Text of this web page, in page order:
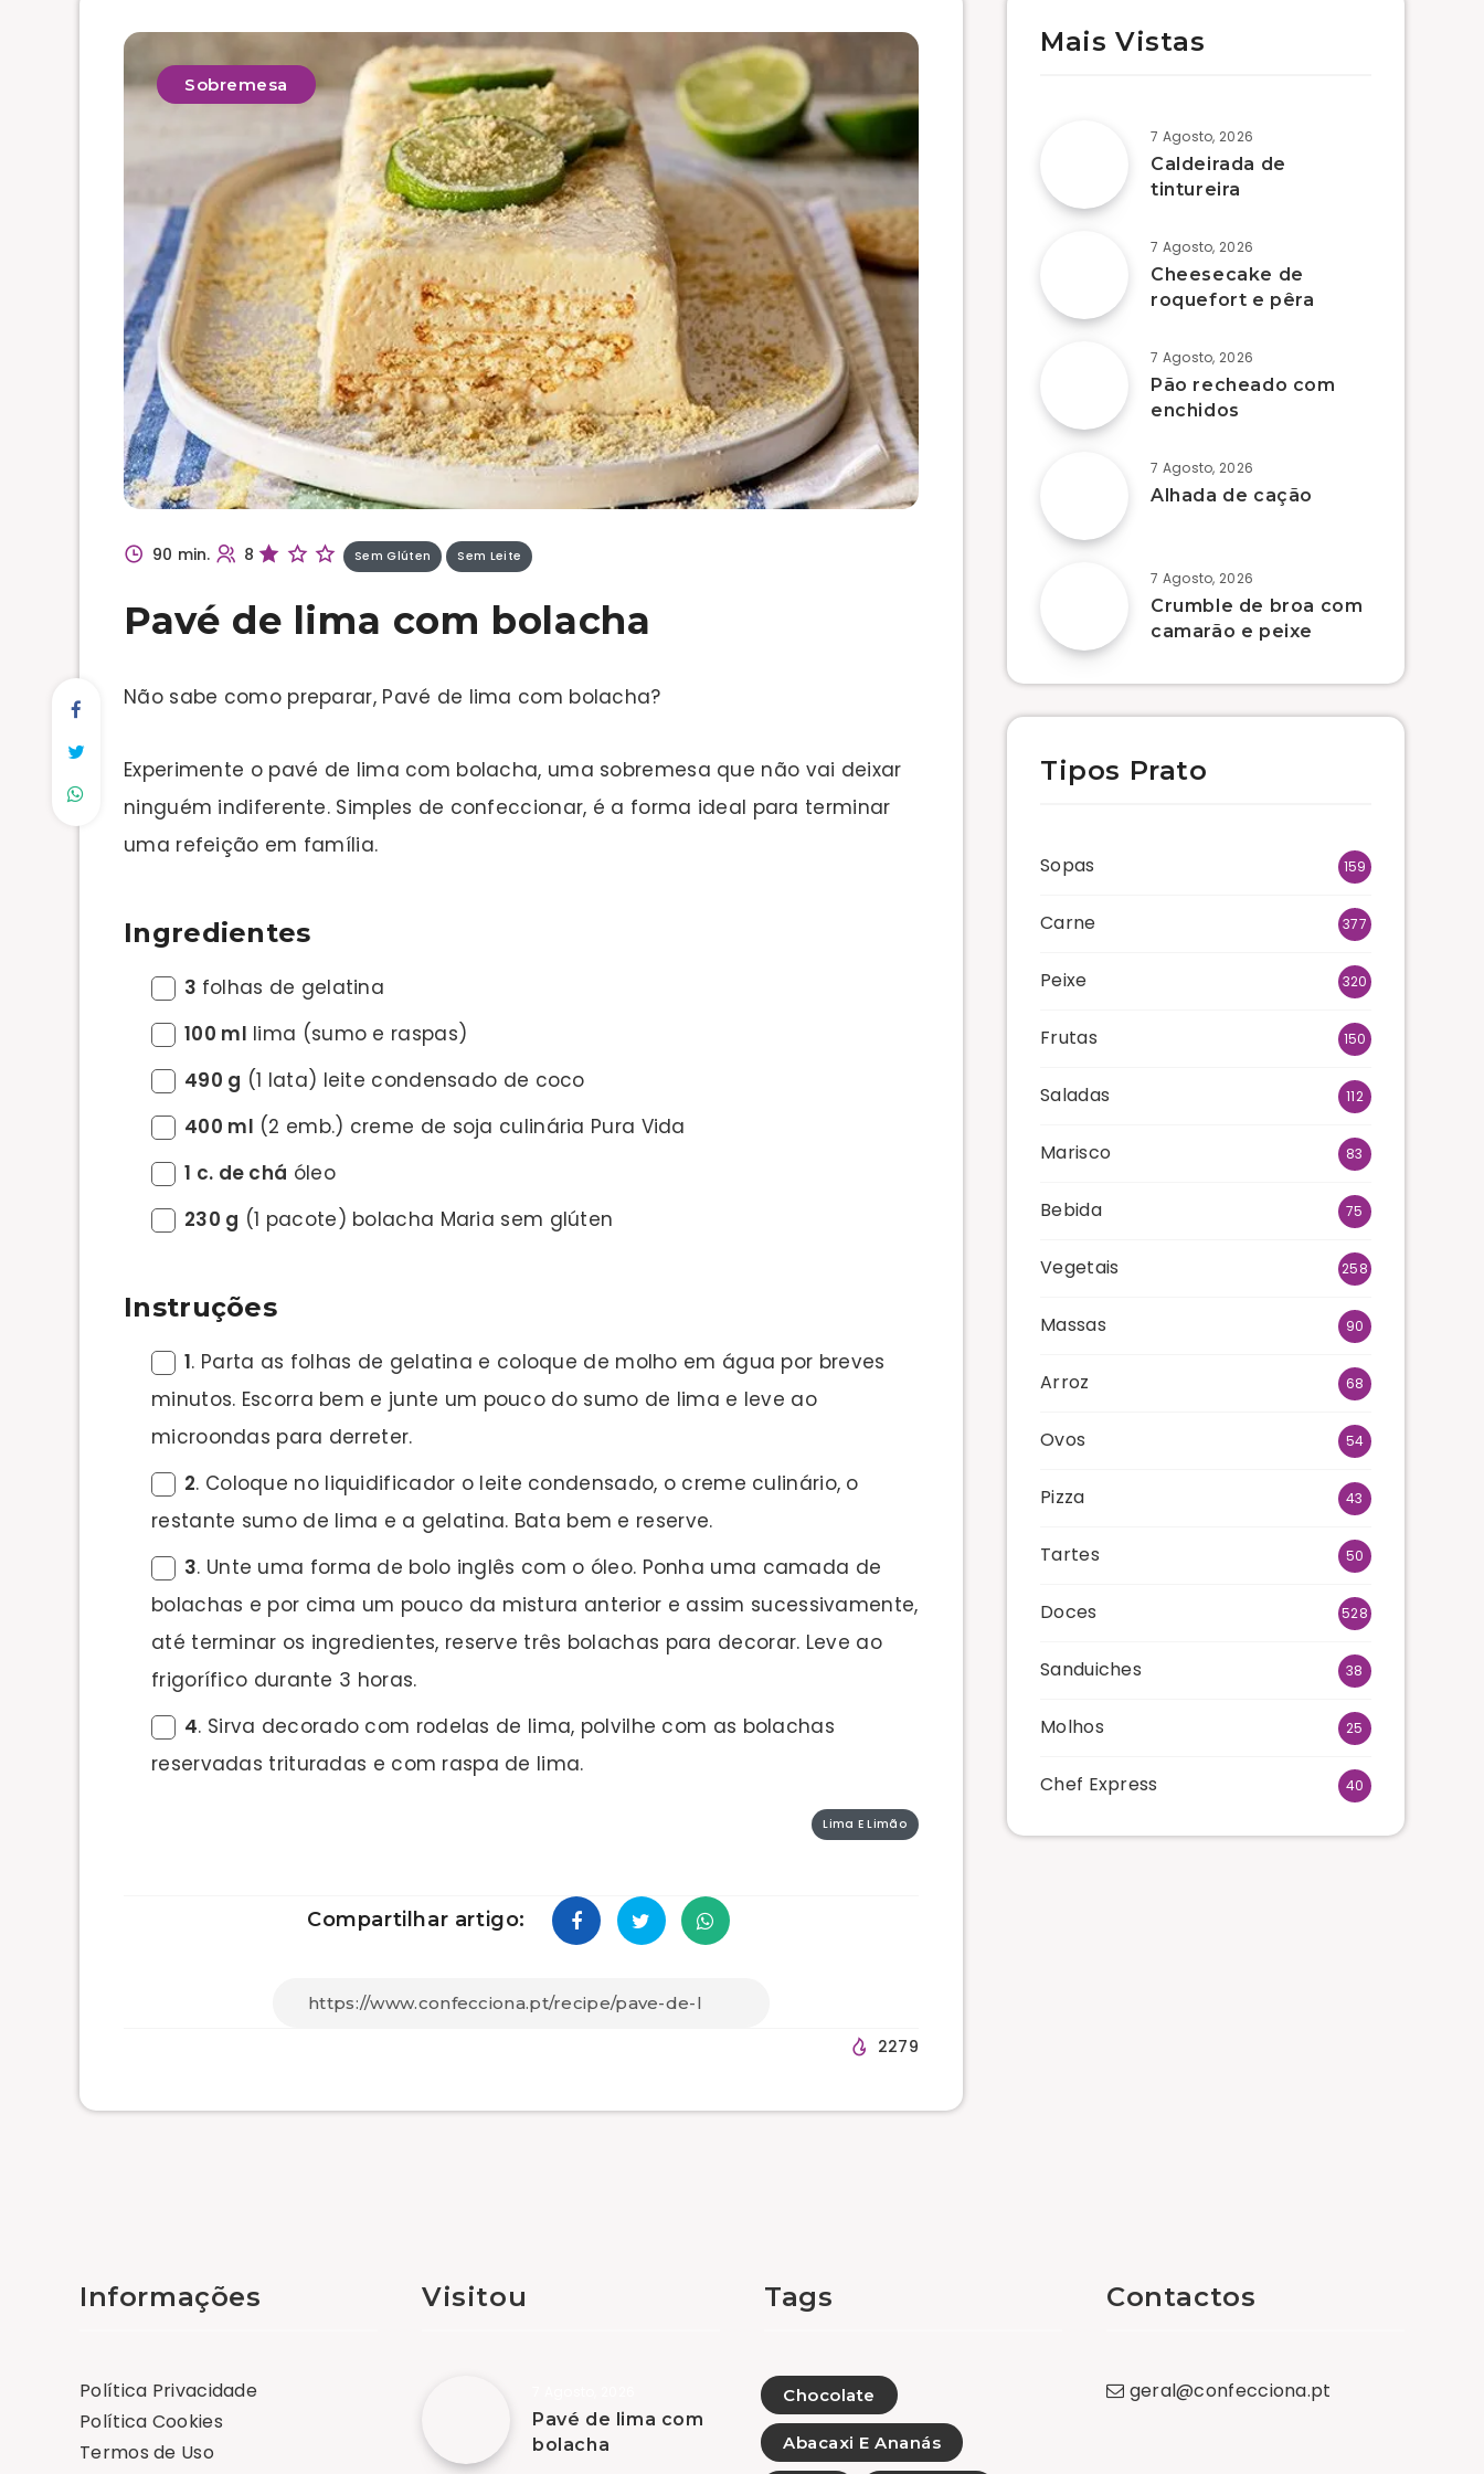
Sobremesa
90 min. 8 Sem Glúten Sem Leite
Pavé de lima com bolacha
Não sabe como preparar, Pavé de lima com bolacha?
Experimente o pavé de lima com bolacha, uma sobremesa que não vai deixar
ninguém indiferente. Simples de confeccionar, é a forma ideal para terminar
uma refeição em família.
Ingredientes
3 folhas de gelatina
100 ml lima (sumo e raspas)
490 g (1 lata) leite condensado de coco
400 ml (2 emb.) creme de soja culinária Pura Vida
1 c. de chá óleo
230 g (1 pacote) bolacha Maria sem glúten
Instruções
1. Parta as folhas de gelatina e coloque de molho em água por breves
minutos. Escorra bem e junte um pouco do sumo de lima e leve ao
microondas para derreter.
2. Coloque no liquidificador o leite condensado, o creme culinário, o
restante sumo de lima e a gelatina. Bata bem e reserve.
3. Unte uma forma de bolo inglês com o óleo. Ponha uma camada de
bolachas e por cima um pouco da mistura anterior e assim sucessivamente,
até terminar os ingredientes, reserve três bolachas para decorar. Leve ao
frigorífico durante 3 horas.
4. Sirva decorado com rodelas de lima, polvilhe com as bolachas
reservadas trituradas e com raspa de lima.
Lima E Limão
Compartilhar artigo:
2279
Mais Vistas
7 Agosto, 2026
Caldeirada de
tintureira
7 Agosto, 2026
Cheesecake de
roquefort e pêra
7 Agosto, 2026
Pão recheado com
enchidos
7 Agosto, 2026
Alhada de cação
7 Agosto, 2026
Crumble de broa com
camarão e peixe
Tipos Prato
Sopas 159
Carne 377
Peixe 320
Frutas 150
Saladas 112
Marisco 83
Bebida 75
Vegetais 258
Massas 90
Arroz 68
Ovos 54
Pizza 43
Tartes 50
Doces 528
Sanduiches 38
Molhos 25
Chef Express 40
Informações
Política Privacidade
Política Cookies
Termos de Uso
Visitou
Pavé de lima com
bolacha
Tags
Chocolate
Abacaxi E Ananás
Contactos
geral@confecciona.pt